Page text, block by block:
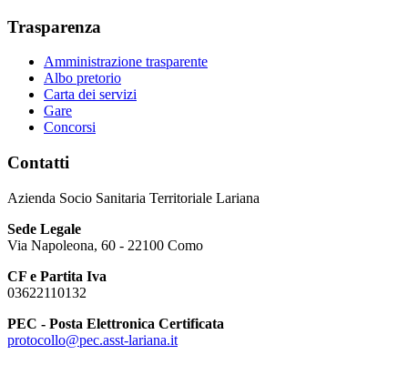
Trasparenza
Amministrazione trasparente
Albo pretorio
Carta dei servizi
Gare
Concorsi
Contatti
Azienda Socio Sanitaria Territoriale Lariana
Sede Legale
Via Napoleona, 60 - 22100 Como
CF e Partita Iva
03622110132
PEC - Posta Elettronica Certificata
protocollo@pec.asst-lariana.it